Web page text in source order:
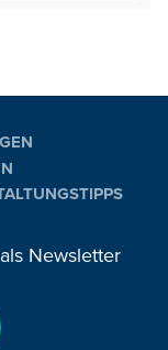
Newsletter